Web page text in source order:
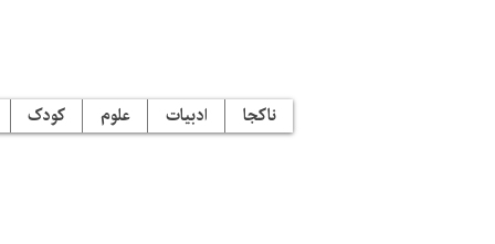
ناکجا ادبیات علوم کودک